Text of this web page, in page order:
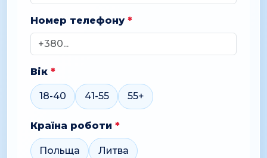
Номер телефону *
Вік *
18-40 41-55 55+
Країна роботи *
Польща Литва